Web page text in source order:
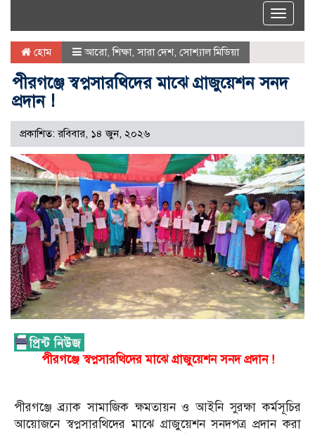
Toggle
হোম আরো,শিক্ষা,সারা দেশ, সোশ্যাল মিডিয়া
পীরগঞ্জে স্বপ্নসারথিদের মাঝে গ্রাজুয়েশন সনদ
প্রদান !
প্রকাশিত: রবিবার, ১৪ জুন, ২০২৬
পীরগঞ্জে স্বপ্নসারথিদের মাঝে গ্রাজুয়েশন সনদ প্রদান !
পীরগঞ্জে ব্র্যাক সামাজিক ক্ষমতায়ন ও আইনি সুরক্ষা কর্মসূচির
আয়োজনে স্বপ্নসারথিদের মাঝে গ্রাজুয়েশন সনদপত্র প্রদান করা